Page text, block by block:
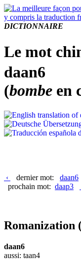
DICTIONNAIRE
Le mot
daan6
(bombe en
‹ dernier mot: daan6
prochain mot: daap3
Romanization
daan6
aussi: taan4